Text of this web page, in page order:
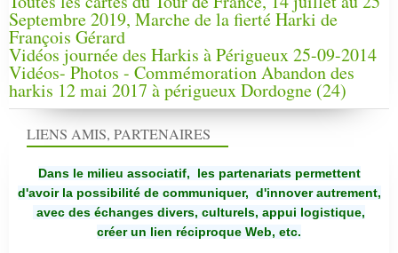
Septembre 2019, Marche de la fierté Harki de
François Gérard
Vidéos journée des Harkis à Périgueux 25-09-2014
Vidéos- Photos - Commémoration Abandon des
harkis 12 mai 2017 à périgueux Dordogne (24)
LIENS AMIS, PARTENAIRES
Dans le milieu associatif, les partenariats permettent
d'avoir la possibilité de communiquer, d'innover autrement,
avec des échanges divers, culturels, appui logistique,
créer un lien réciproque Web, etc.